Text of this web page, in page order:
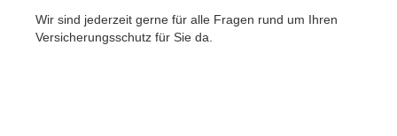
Wir sind jederzeit gerne für alle Fragen rund um Ihren
Versicherungsschutz für Sie da.